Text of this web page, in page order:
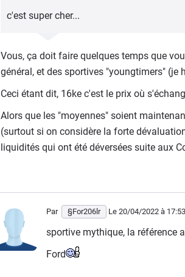
c'est super cher...
Vous, ça doit faire quelques temps que
général, et des sportives "youngtimers" (je
Ceci étant dit, 16ke c'est le prix où
Alors que les "moyennes" soient
(surtout si on considère la forte
liquidités qui ont été déversées suite aux
Par §For206lr Le 20/04/2022 à 17:53
sportive mythique, la référence
Ford